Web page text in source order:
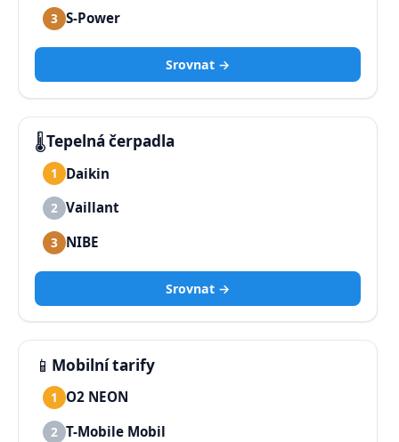
3 S-Power
Srovnat →
🌡️Tepelná čerpadla
1 Daikin
2 Vaillant
3 NIBE
Srovnat →
📱 Mobilní tarify
1 O2 NEON
2 T-Mobile Mobil